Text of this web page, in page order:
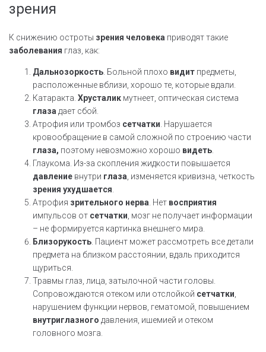
зрения
К снижению остроты зрения человека приводят такие
заболевания глаз, как:
Дальнозоркость. Больной плохо видит предметы,
расположенные вблизи, хорошо те, которые вдали.
Катаракта. Хрусталик мутнеет, оптическая система
глазадает сбой.
Атрофия или тромбоз сетчатки. Нарушается
кровообращение в самой сложной по строению части
глаза, поэтому невозможно хорошо видеть.
Глаукома. Из-за скопления жидкости повышается
давление внутри глаза, изменяется кривизна, четкость
зрения ухудшается.
Атрофия зрительного нерва. Нет восприятия
импульсов от сетчатки, мозг не получает информации
– не формируется картинка внешнего мира.
Близорукость. Пациент может рассмотреть все детали
предмета на близком расстоянии, вдаль приходится
щуриться.
Травмы глаз, лица, затылочной части головы.
Сопровождаются отеком или отслойкой сетчатки,
нарушением функции нервов, гематомой, повышением
внутриглазного давления, ишемией и отеком
головного мозга.